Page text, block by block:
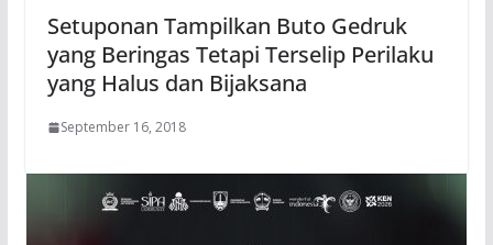
Setuponan Tampilkan Buto Gedruk
yang Beringas Tetapi Terselip Perilaku
yang Halus dan Bijaksana
September 16, 2018